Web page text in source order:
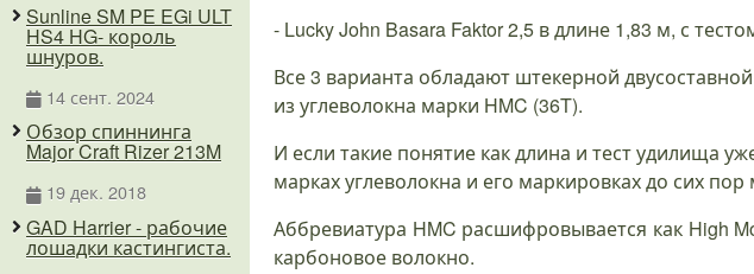
- Lucky John Basara Faktor 2,5 в длине 1,83 м, с
Все 3 варианта обладают штекерной
из углеволокна марки HMC (36T).
И если такие понятие как длина и тест удилища
марках углеволокна и его маркировках до сих
Аббревиатура HMC расшифровывается как High
карбоновое волокно.
Sunline SM PE EGi ULT
HS4 HG- король
шнуров.
14 сент. 2024
Обзор спиннинга
Major Craft Rizer 213M
19 дек. 2018
GAD Harrier - рабочие
лошадки кастингиста.